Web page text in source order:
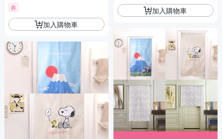
券
加入購物車
加入購物車